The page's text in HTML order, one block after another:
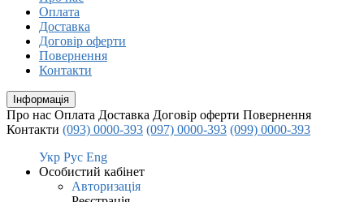
Оплата
Доставка
Договір оферти
Повернення
Контакти
Інформація
Про нас Оплата Доставка Договір оферти Повернення
Контакти (093) 0000-393 (097) 0000-393 (099) 0000-393
Укр Рус Eng
Особистий кабінет
Авторизація